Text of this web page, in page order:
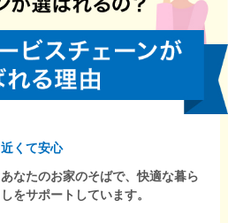
近くて安心
あなたのお家のそばで、快適な暮ら
しをサポートしています。